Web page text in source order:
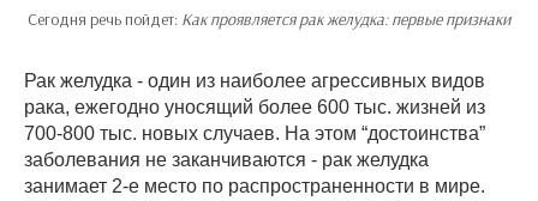
Сегодня речь пойдет: Как проявляется рак желудка: первые признаки
Рак желудка - один из наиболее агрессивных видов
рака, ежегодно уносящий более 600 тыс. жизней из
700-800 тыс. новых случаев. На этом “достоинства”
заболевания не заканчиваются - рак желудка
занимает 2-е место по распространенности в мире.